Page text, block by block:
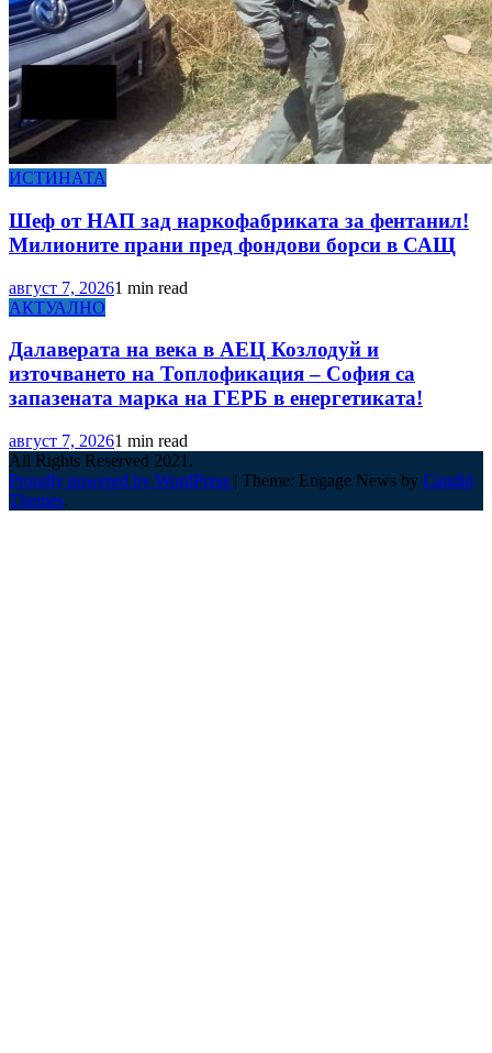
ИСТИНАТА
Шеф от НАП зад наркофабриката за фентанил!
Милионите прани пред фондови борси в САЩ
август 7, 20261 min read
АКТУАЛНО
Далаверата на века в АЕЦ Козлодуй и
източването на Топлофикация – София са
запазената марка на ГЕРБ в енергетиката!
август 7, 20261 min read
All Rights Reserved 2021.
Proudly powered by WordPress | Theme: Engage News by Candid
Themes.